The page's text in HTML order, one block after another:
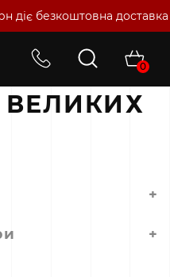
діє безкоштовна доставка
0
Розмірів
+
+